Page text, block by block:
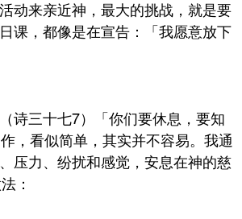
动来亲近神，最大的挑战，就是要
课，都像是在宣告：「我愿意放下
诗三十七7）「你们要休息，要知
，看似简单，其实并不容易。我通
压力、纷扰和感觉，安息在神的慈
：